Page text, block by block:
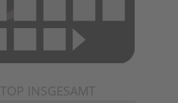
TOP INSGESAMT